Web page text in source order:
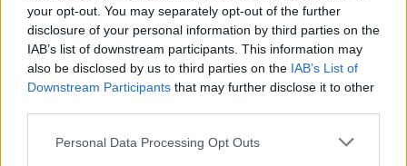
your opt-out. You may separately opt-out of the further
disclosure of your personal information by third parties on the
IAB’s list of downstream participants. This information may
also be disclosed by us to third parties on the IAB’s List of
Downstream Participants that may further disclose it to other
Please note that this website/app uses one or more Google
Personal Data Processing Opt Outs
Πώς έκαναν την έρευνα και τι
διαπίστωσαν
Πώς λοιπόν έναβράχος μήκους σχεδόν 5
μέτρων και βάρους 6 τόνωνμετακινήθηκε
τόσο μακριά χωρίς τη βοήθεια σύγχρονης
τεχνολογίας; Οι επιστήμονες έχουν